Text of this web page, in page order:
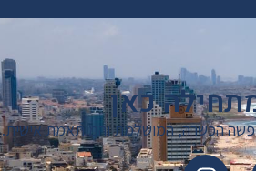
כאן
הכשרה, המושלמת והמותאמת אישית.